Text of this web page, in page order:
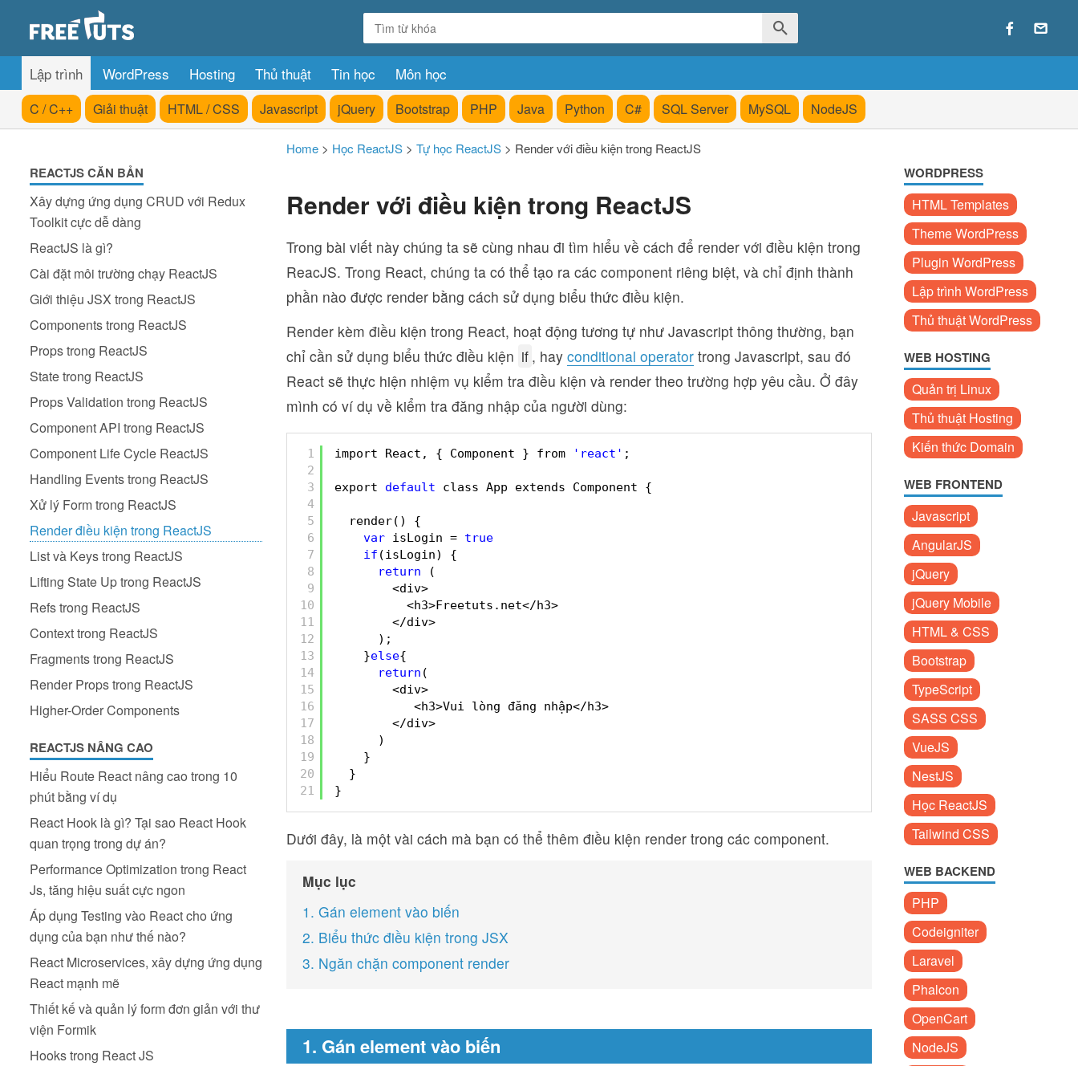
Lập trình WordPress Hosting Thủ thuật Tin học Môn học
C / C++ Giải thuật HTML / CSS Javascript jQuery Bootstrap PHP Java Python C# SQL Server MySQL NodeJS
REACTJS CĂN BẢN
Xây dựng ứng dụng CRUD với Redux
Toolkit cực dễ dàng
ReactJS là gì?
Cài đặt môi trường chạy ReactJS
Giới thiệu JSX trong ReactJS
Components trong ReactJS
Props trong ReactJS
State trong ReactJS
Props Validation trong ReactJS
Component API trong ReactJS
Component Life Cycle ReactJS
Handling Events trong ReactJS
Xử lý Form trong ReactJS
Render điều kiện trong ReactJS
List và Keys trong ReactJS
Lifting State Up trong ReactJS
Refs trong ReactJS
Context trong ReactJS
Fragments trong ReactJS
Render Props trong ReactJS
Higher-Order Components
REACTJS NÂNG CAO
Hiểu Route React nâng cao trong 10
phút bằng ví dụ
React Hook là gì? Tại sao React Hook
quan trọng trong dự án?
Performance Optimization trong React
Js, tăng hiệu suất cực ngon
Áp dụng Testing vào React cho ứng
dụng của bạn như thế nào?
React Microservices, xây dựng ứng dụng
React mạnh mẽ
Thiết kế và quản lý form đơn giản với thư
viện Formik
Hooks trong React JS
Home > Học ReactJS > Tự học ReactJS > Render với điều kiện trong ReactJS
Render với điều kiện trong ReactJS
Trong bài viết này chúng ta sẽ cùng nhau đi tìm hiểu về cách để render với điều kiện trong
ReacJS. Trong React, chúng ta có thể tạo ra các component riêng biệt, và chỉ định thành
phần nào được render bằng cách sử dụng biểu thức điều kiện.
Render kèm điều kiện trong React, hoạt động tương tự như Javascript thông thường, bạn
chỉ cần sử dụng biểu thức điều kiện if , hay conditional operator trong Javascript, sau đó
React sẽ thực hiện nhiệm vụ kiểm tra điều kiện và render theo trường hợp yêu cầu. Ở đây
mình có ví dụ về kiểm tra đăng nhập của người dùng:
1
2
3
4
5
6
7
8
9
10
11
12
13
14
15
16
17
18
19
20
21
import React, { Component } from 'react' ;
export default class App extends Component {
render() {
var isLogin = true
if (isLogin) {
return
(
<div>
<h3>Freetuts.net</h3>
</div>
);
}else{
return (
<div>
<h3>Vui lòng đăng nhập</h3>
</div>
)
}
}
}
Dưới đây, là một vài cách mà bạn có thể thêm điều kiện render trong các component.
Mục lục
1. Gán element vào biến
2. Biểu thức điều kiện trong JSX
3. Ngăn chặn component render
1. Gán element vào biến
WORDPRESS
HTML Templates
Theme WordPress
Plugin WordPress
Lập trình WordPress
Thủ thuật WordPress
WEB HOSTING
Quản trị Linux
Thủ thuật Hosting
Kiến thức Domain
WEB FRONTEND
Javascript
AngularJS
jQuery
jQuery Mobile
HTML & CSS
Bootstrap
TypeScript
SASS CSS
VueJS
NestJS
Học ReactJS
Tailwind CSS
WEB BACKEND
PHP
Codeigniter
Laravel
Phalcon
OpenCart
NodeJS